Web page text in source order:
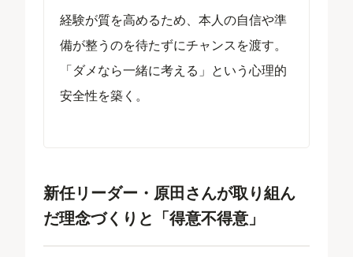
経験が質を高めるため、本人の自信や準
備が整うのを待たずにチャンスを渡す。
「ダメなら一緒に考える」という心理的
安全性を築く。
新任リーダー・原田さんが取り組ん
だ理念づくりと「得意不得意」